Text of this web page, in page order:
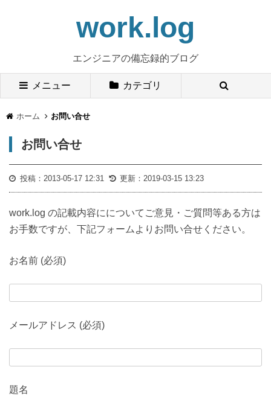
work.log
エンジニアの備忘録的ブログ
メニュー カテゴリ
ホーム お問い合せ
お問い合せ
投稿： 2013-05-17 12:31 更新： 2019-03-15 13:23
work.log の記載内容にについてご意見・ご質問等ある方は
お手数ですが、下記フォームよりお問い合せください。
お名前 (必須)
メールアドレス (必須)
題名